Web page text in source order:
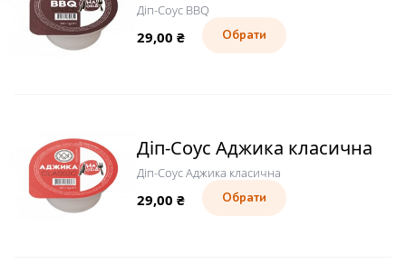
Діп-Соус BBQ
29,00 ₴ Обрати
Діп-Соус Аджика класична
Діп-Соус Аджика класична
29,00 ₴ Обрати